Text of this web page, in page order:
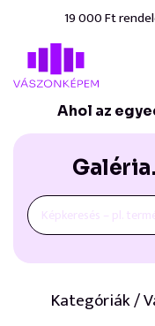
19 000 Ft
Ahol az
Galéria.
Kategóriák /